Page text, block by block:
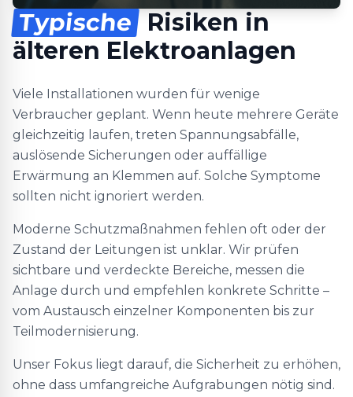
Typische
Risiken in
älteren Elektroanlagen
Viele Installationen wurden für wenige
Verbraucher geplant. Wenn heute mehrere Geräte
gleichzeitig laufen, treten Spannungsabfälle,
auslösende Sicherungen oder auffällige
Erwärmung an Klemmen auf. Solche Symptome
sollten nicht ignoriert werden.
Moderne Schutzmaßnahmen fehlen oft oder der
Zustand der Leitungen ist unklar. Wir prüfen
sichtbare und verdeckte Bereiche, messen die
Anlage durch und empfehlen konkrete Schritte –
vom Austausch einzelner Komponenten bis zur
Teilmodernisierung.
Unser Fokus liegt darauf, die Sicherheit zu erhöhen,
ohne dass umfangreiche Aufgrabungen nötig sind.